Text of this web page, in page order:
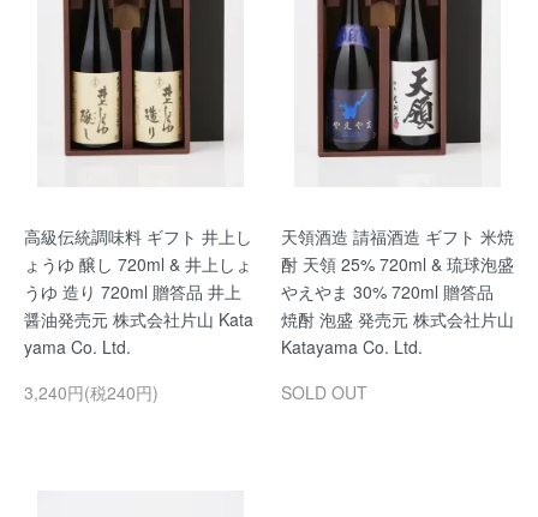
高級伝統調味料 ギフト 井上し
ょうゆ 醸し 720ml & 井上しょ
うゆ 造り 720ml 贈答品 井上
醤油発売元 株式会社片山 Kata
yama Co. Ltd.
3,240円(税240円)
天領酒造 請福酒造 ギフト 米焼
酎 天領 25% 720ml & 琉球泡盛
やえやま 30% 720ml 贈答品
焼酎 泡盛 発売元 株式会社片山
Katayama Co. Ltd.
SOLD OUT